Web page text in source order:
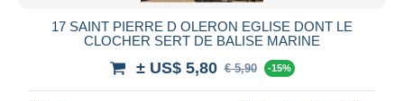
17 SAINT PIERRE D OLERON EGLISE DONT LE
CLOCHER SERT DE BALISE MARINE
± US$ 5,80 € 5,90 -15%